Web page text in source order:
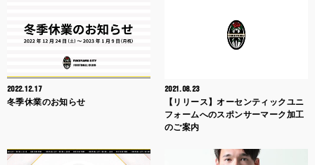
2022.12.17
冬季休業のお知らせ
2021.08.23
【リリース】オーセンティックユニ
フォームへのスポンサーマーク加工
のご案内